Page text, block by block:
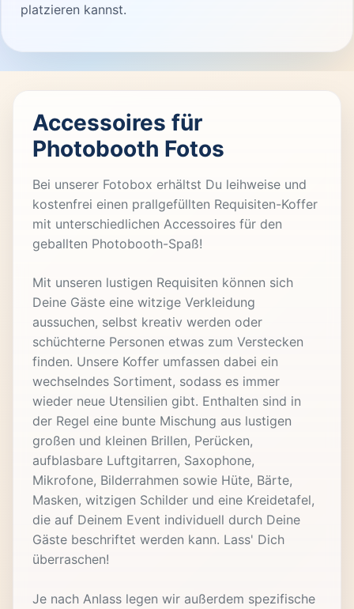
platzieren kannst.
Accessoires für
Photobooth Fotos
Bei unserer Fotobox erhältst Du leihweise und
kostenfrei einen prallgefüllten Requisiten-Koffer
mit unterschiedlichen Accessoires für den
geballten Photobooth-Spaß!
Mit unseren lustigen Requisiten können sich
Deine Gäste eine witzige Verkleidung
aussuchen, selbst kreativ werden oder
schüchterne Personen etwas zum Verstecken
finden. Unsere Koffer umfassen dabei ein
wechselndes Sortiment, sodass es immer
wieder neue Utensilien gibt. Enthalten sind in
der Regel eine bunte Mischung aus lustigen
großen und kleinen Brillen, Perücken,
aufblasbare Luftgitarren, Saxophone,
Mikrofone, Bilderrahmen sowie Hüte, Bärte,
Masken, witzigen Schilder und eine Kreidetafel,
die auf Deinem Event individuell durch Deine
Gäste beschriftet werden kann. Lass' Dich
überraschen!
Je nach Anlass legen wir außerdem spezifische